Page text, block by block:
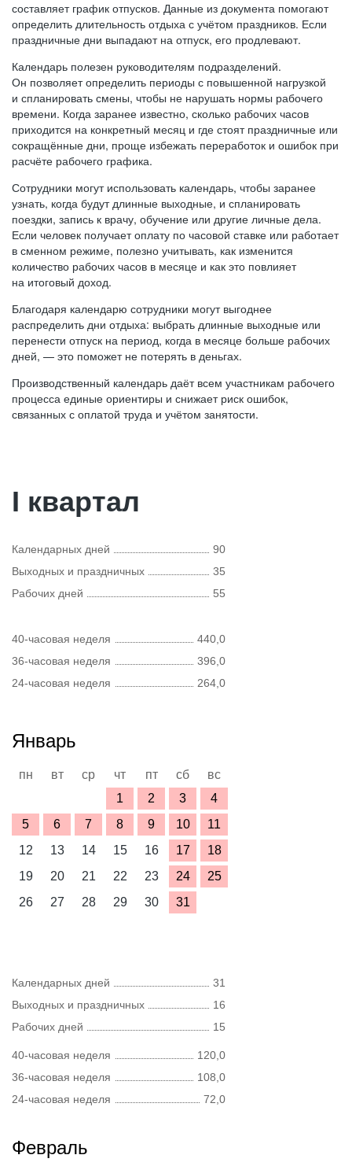
составляет график отпусков. Данные из документа помогают
определить длительность отдыха с учётом праздников. Если
праздничные дни выпадают на отпуск, его продлевают.
Календарь полезен руководителям подразделений.
Он позволяет определить периоды с повышенной нагрузкой
и спланировать смены, чтобы не нарушать нормы рабочего
времени. Когда заранее известно, сколько рабочих часов
приходится на конкретный месяц и где стоят праздничные или
сокращённые дни, проще избежать переработок и ошибок при
расчёте рабочего графика.
Сотрудники могут использовать календарь, чтобы заранее
узнать, когда будут длинные выходные, и спланировать
поездки, запись к врачу, обучение или другие личные дела.
Если человек получает оплату по часовой ставке или работает
в сменном режиме, полезно учитывать, как изменится
количество рабочих часов в месяце и как это повлияет
на итоговый доход.
Благодаря календарю сотрудники могут выгоднее
распределить дни отдыха: выбрать длинные выходные или
перенести отпуск на период, когда в месяце больше рабочих
дней, — это поможет не потерять в деньгах.
Производственный календарь даёт всем участникам рабочего
процесса единые ориентиры и снижает риск ошибок,
связанных с оплатой труда и учётом занятости.
I квартал
Календарных дней
90
Выходных и праздничных
35
Рабочих дней
55
40-часовая неделя
440,0
36-часовая неделя
396,0
24-часовая неделя
264,0
Январь
пн вт ср чт пт сб
вс
1
2 3
4
5
6 7 8 9 10
11
12
13 14 15 16 17
18
19
20 21 22 23 24
25
26
27 28 29 30 31
Календарных дней
31
Выходных и праздничных
16
Рабочих дней
15
40-часовая неделя
120,0
36-часовая неделя
108,0
24-часовая неделя
72,0
Февраль